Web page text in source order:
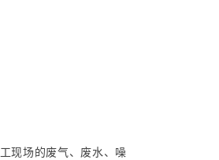
现场的废气、废水、噪